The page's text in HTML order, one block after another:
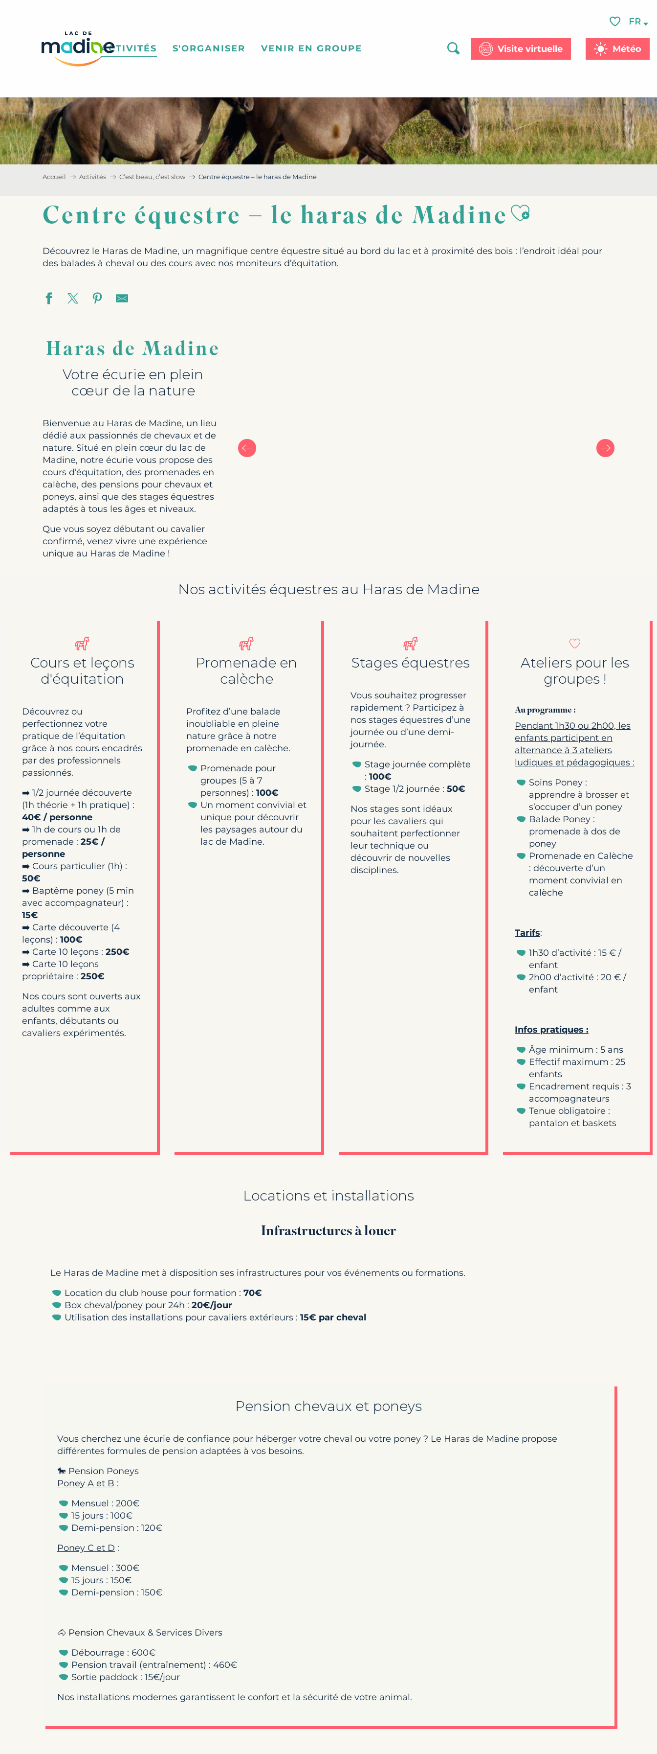
Voir les
FR
ACTIVITÉS S'ORGANISER VENIR EN GROUPE
Recherche
Visite virtuelle Météo
Accueil Activités C’est beau, c’est slow Centre équestre – le haras de Madine
Centre équestre – le haras de MadineAjouter aux
Découvrez le Haras de Madine, un magnifique centre équestre situé au bord du lac et à proximité des bois : l’endroit idéal pour
des balades à cheval ou des cours avec nos moniteurs d’équitation.
Haras de Madine
Votre écurie en plein
cœur de la nature
Bienvenue au Haras de Madine, un lieu
dédié aux passionnés de chevaux et de
nature. Situé en plein cœur du lac de
Madine, notre écurie vous propose des
cours d’équitation, des promenades en
calèche, des pensions pour chevaux et
poneys, ainsi que des stages équestres
adaptés à tous les âges et niveaux.
Que vous soyez débutant ou cavalier
confirmé, venez vivre une expérience
unique au Haras de Madine !
Nos activités équestres au Haras de Madine
Cours et leçons
d'équitation
Découvrez ou
perfectionnez votre
pratique de l’équitation
grâce à nos cours encadrés
par des professionnels
passionnés.
➡️ 1/2 journée découverte
(1h théorie + 1h pratique) :
40€ / personne
➡️ 1h de cours ou 1h de
promenade : 25€ /
personne
➡️ Cours particulier (1h) :
50€
➡️ Baptême poney (5 min
avec accompagnateur) :
15€
➡️ Carte découverte (4
leçons) : 100€
➡️ Carte 10 leçons : 250€
➡️ Carte 10 leçons
propriétaire : 250€
Nos cours sont ouverts aux
adultes comme aux
enfants, débutants ou
cavaliers expérimentés.
Promenade en
calèche
Profitez d’une balade
inoubliable en pleine
nature grâce à notre
promenade en calèche.
Promenade pour
groupes (5 à 7
personnes) : 100€
Un moment convivial et
unique pour découvrir
les paysages autour du
lac de Madine.
Stages équestres
Vous souhaitez progresser
rapidement ? Participez à
nos stages équestres d’une
journée ou d’une demi-
journée.
Stage journée complète
: 100€
Stage 1/2 journée : 50€
Nos stages sont idéaux
pour les cavaliers qui
souhaitent perfectionner
leur technique ou
découvrir de nouvelles
disciplines.
Ateliers pour les
groupes !
Au programme :
Pendant 1h30 ou 2h00, les
enfants participent en
alternance à 3 ateliers
ludiques et pédagogiques :
Soins Poney :
apprendre à brosser et
s’occuper d’un poney
Balade Poney :
promenade à dos de
poney
Promenade en Calèche
: découverte d’un
moment convivial en
calèche
Tarifs:
1h30 d’activité : 15 € /
enfant
2h00 d’activité : 20 € /
enfant
Infos pratiques :
Âge minimum : 5 ans
Effectif maximum : 25
enfants
Encadrement requis : 3
accompagnateurs
Tenue obligatoire :
pantalon et baskets
Locations et installations
Infrastructures à louer
Le Haras de Madine met à disposition ses infrastructures pour vos événements ou formations.
Location du club house pour formation : 70€
Box cheval/poney pour 24h : 20€/jour
Utilisation des installations pour cavaliers extérieurs : 15€ par cheval
Pension chevaux et poneys
Vous cherchez une écurie de confiance pour héberger votre cheval ou votre poney ? Le Haras de Madine propose
différentes formules de pension adaptées à vos besoins.
🐎 Pension Poneys
Poney A et B :
Mensuel : 200€
15 jours : 100€
Demi-pension : 120€
Poney C et D :
Mensuel : 300€
15 jours : 150€
Demi-pension : 150€
🐴 Pension Chevaux & Services Divers
Débourrage : 600€
Pension travail (entraînement) : 460€
Sortie paddock : 15€/jour
Nos installations modernes garantissent le confort et la sécurité de votre animal.